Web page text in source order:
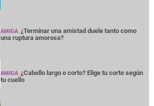
AMIGA ¿Terminar una amistad duele tanto como
una ruptura amorosa?
AMIGA ¿Cabello largo o corto? Elige tu corte según
tu cuello